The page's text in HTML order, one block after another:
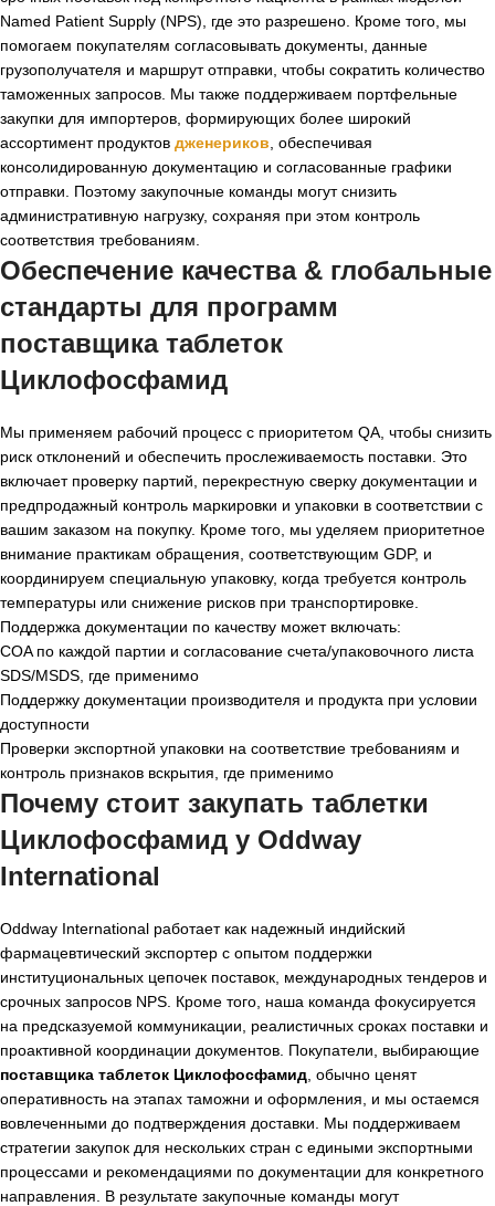
Named Patient Supply (NPS), где это разрешено. Кроме того, мы
помогаем покупателям согласовывать документы, данные
грузополучателя и маршрут отправки, чтобы сократить количество
таможенных запросов. Мы также поддерживаем портфельные
закупки для импортеров, формирующих более широкий
ассортимент продуктов дженериков , обеспечивая
консолидированную документацию и согласованные графики
отправки. Поэтому закупочные команды могут снизить
административную нагрузку, сохраняя при этом контроль
соответствия требованиям.
Обеспечение качества & глобальные
стандарты для программ
поставщика таблеток
Циклофосфамид
Мы применяем рабочий процесс с приоритетом QA, чтобы снизить
риск отклонений и обеспечить прослеживаемость поставки. Это
включает проверку партий, перекрестную сверку документации и
предпродажный контроль маркировки и упаковки в соответствии с
вашим заказом на покупку. Кроме того, мы уделяем приоритетное
внимание практикам обращения, соответствующим GDP, и
координируем специальную упаковку, когда требуется контроль
температуры или снижение рисков при транспортировке.
Поддержка документации по качеству может включать:
COA по каждой партии и согласование счета/упаковочного листа
SDS/MSDS, где применимо
Поддержку документации производителя и продукта при условии
доступности
Проверки экспортной упаковки на соответствие требованиям и
контроль признаков вскрытия, где применимо
Почему стоит закупать таблетки
Циклофосфамид у Oddway
International
Oddway International работает как надежный индийский
фармацевтический экспортер с опытом поддержки
институциональных цепочек поставок, международных тендеров и
срочных запросов NPS. Кроме того, наша команда фокусируется
на предсказуемой коммуникации, реалистичных сроках поставки и
проактивной координации документов. Покупатели, выбирающие
поставщика таблеток Циклофосфамид , обычно ценят
оперативность на этапах таможни и оформления, и мы остаемся
вовлеченными до подтверждения доставки. Мы поддерживаем
стратегии закупок для нескольких стран с едиными экспортными
процессами и рекомендациями по документации для конкретного
направления. В результате закупочные команды могут